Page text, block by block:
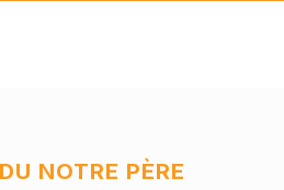
NOTRE PÈRE